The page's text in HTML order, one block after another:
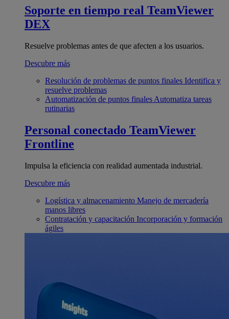
Soporte en tiempo real TeamViewer
DEX
Resuelve problemas antes de que afecten a los usuarios.
Descubre más
Resolución de problemas de puntos finales Identifica y
resuelve problemas
Automatización de puntos finales Automatiza tareas
rutinarias
Personal conectado TeamViewer
Frontline
Impulsa la eficiencia con realidad aumentada industrial.
Descubre más
Logística y almacenamiento Manejo de mercadería
manos libres
Contratación y capacitación Incorporación y formación
ágiles